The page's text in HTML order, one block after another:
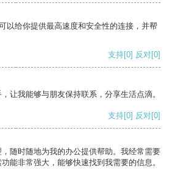
以给你提供最高速度和安全性的连接，并帮
支持[0] 反对[0]
让我能够与朋友保持联系，分享生活点滴。
支持[0] 反对[0]
随时随地为我的办公提供帮助。我经常需要
能非常强大，能够快速找到我需要的信息。